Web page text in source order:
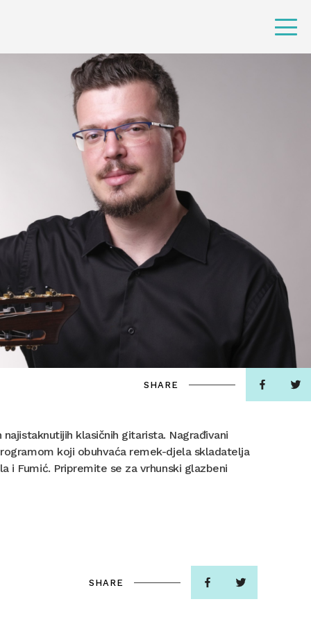
SHARE
klasičnih gitarista. Nagrađivani
koji obuhvaća remek-djela skladatelja
i Fumić. Pripremite se za vrhunski glazbeni
SHARE